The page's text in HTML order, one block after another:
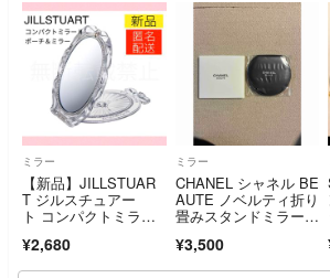
ミラー
【新品】JILLSTUAR
T ジルスチュアー
ト コンパクトミラーI
L 鏡 手鏡
¥2,680
ミラー
CHANEL シャネル BE
AUTE ノベルティ折り
畳みスタンドミラーブ
¥3,500